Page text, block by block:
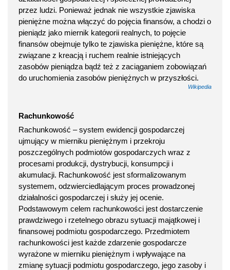
przez ludzi. Ponieważ jednak nie wszystkie zjawiska
pieniężne można włączyć do pojęcia finansów, a chodzi o
pieniądz jako miernik kategorii realnych, to pojęcie
finansów obejmuje tylko te zjawiska pieniężne, które są
związane z kreacją i ruchem realnie istniejących
zasobów pieniądza bądź też z zaciąganiem zobowiązań
do uruchomienia zasobów pieniężnych w przyszłości.
Wikipedia
Rachunkowość
Rachunkowość – system ewidencji gospodarczej
ujmujący w mierniku pieniężnym i przekroju
poszczególnych podmiotów gospodarczych wraz z
procesami produkcji, dystrybucji, konsumpcji i
akumulacji. Rachunkowość jest sformalizowanym
systemem, odzwierciedlającym proces prowadzonej
działalności gospodarczej i służy jej ocenie.
Podstawowym celem rachunkowości jest dostarczenie
prawdziwego i rzetelnego obrazu sytuacji majątkowej i
finansowej podmiotu gospodarczego. Przedmiotem
rachunkowości jest każde zdarzenie gospodarcze
wyrażone w mierniku pieniężnym i wpływające na
zmianę sytuacji podmiotu gospodarczego, jego zasoby i